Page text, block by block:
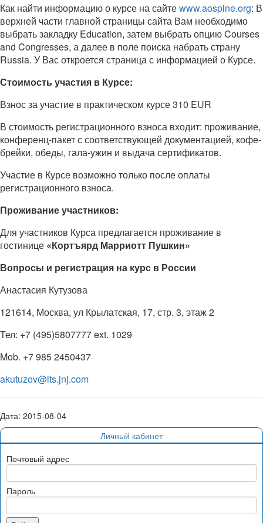
Как найти информацию о курсе на сайтеwww.aospine.org: В
верхней части главной страницы сайта Вам необходимо
выбрать закладку Education, затем выбрать опцию Courses
and Congresses, а далее в поле поиска набрать страну
Russia. У Вас откроется страница с информацией о Курсе.
Стоимость участия в Курсе:
Взнос за участие в практическом курсе 310 EUR
В стоимость регистрационного взноса входит: проживание,
конференц-пакет с соответствующей документацией, кофе-
брейки, обеды, гала-ужин и выдача сертификатов.
Участие в Курсе возможно только после оплаты
регистрационного взноса.
Проживание участников:
Для участников Курса предлагается проживание в
гостинице «Кортъярд Марриотт Пушкин»
Вопросы и регистрация на курс в России
Анастасия Кутузова
121614, Москва, ул Крылатская, 17, стр. 3, этаж 2
Тел: +7 (495)5807777 ext. 1029
Mob. +7 985 2450437
akutuzov@its.jnj.com
Дата: 2015-08-04
Личный кабинет
Почтовый адрес
Пароль